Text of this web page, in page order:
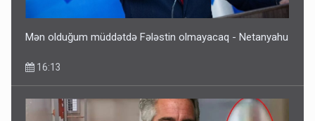
Mən olduğum müddətdə Fələstin olmayacaq - Netanyahu
16:13